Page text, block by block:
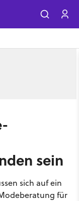
sein
sich auf ein
für